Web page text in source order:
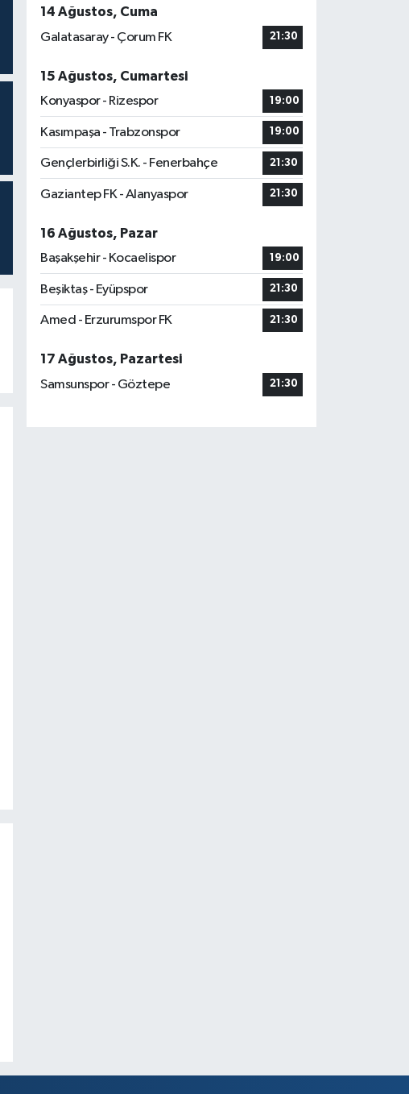
14 Ağustos, Cuma
Galatasaray - Çorum FK
21:30
15 Ağustos, Cumartesi
Konyaspor - Rizespor
19:00
Kasımpaşa - Trabzonspor 19:00
Gençlerbirliği S.K. - Fenerbahçe 21:30
Gaziantep FK - Alanyaspor 21:30
16 Ağustos, Pazar
Başakşehir - Kocaelispor
19:00
Beşiktaş - Eyüpspor 21:30
Amed - Erzurumspor FK 21:30
17 Ağustos, Pazartesi
Samsunspor - Göztepe
21:30